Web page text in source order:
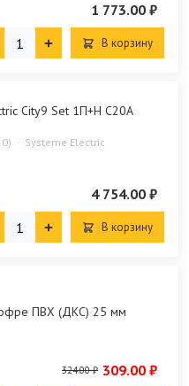
1 773.00 ₽
В корзину
City9 Set 1П+Н C20А
Systeme Electric
4 754.00 ₽
В корзину
ПВХ (ДКС) 25 мм
324.00 ₽ 309.00 ₽